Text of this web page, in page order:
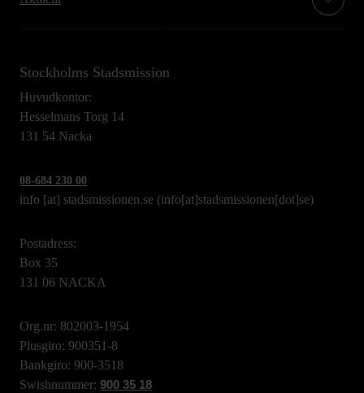
Stockholms Stadsmission
Huvudkontor:
Hesselmans Torg 14
131 54 Nacka
08-684 230 00
info [at] stadsmissionen.se (info[at]stadsmissionen[dot]se)
Postadress:
Box 35
131 06 NACKA
Org.nr: 802003-1954
Plusgiro: 900351-8
Bankgiro: 900-3518
Swishnummer: 900 35 18